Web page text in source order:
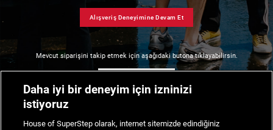
Alışveriş Deneyimine Devam Et
Mevcut siparişini takip etmek için aşağıdaki butona tıklayabilirsin.
Daha iyi bir deneyim için izninizi
istiyoruz
House of SuperStep olarak, internet sitemizde edindiğiniz